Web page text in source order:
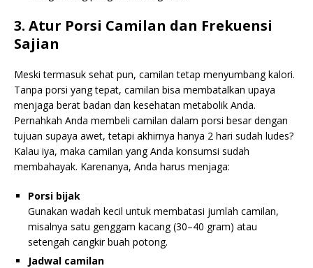
3. Atur Porsi Camilan dan Frekuensi
Sajian
Meski termasuk sehat pun, camilan tetap menyumbang kalori.
Tanpa porsi yang tepat, camilan bisa membatalkan upaya
menjaga berat badan dan kesehatan metabolik Anda.
Pernahkah Anda membeli camilan dalam porsi besar dengan
tujuan supaya awet, tetapi akhirnya hanya 2 hari sudah ludes?
Kalau iya, maka camilan yang Anda konsumsi sudah
membahayak. Karenanya, Anda harus menjaga:
Porsi bijak
Gunakan wadah kecil untuk membatasi jumlah camilan,
misalnya satu genggam kacang (30–40 gram) atau
setengah cangkir buah potong.
Jadwal camilan